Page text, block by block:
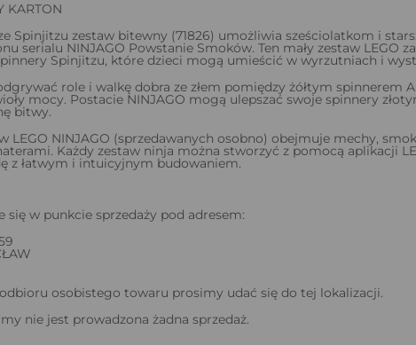
KARTON
Spinjitzu zestaw bitewny (71826) umożliwia sześciolatkom i
serialu NINJAGO Powstanie Smoków. Ten mały zestaw LEGO
Spinjitzu, które dzieci mogą umieścić w wyrzutniach i
role i walkę dobra ze złem pomiędzy żółtym spinnerem
mocy. Postacie NINJAGO mogą ulepszać swoje spinnery
bitwy.
LEGO NINJAGO (sprzedawanych osobno) obejmuje mechy,
Każdy zestaw ninja można stworzyć z pomocą aplikacji
z łatwym i intuicyjnym budowaniem.
się w punkcie sprzedaży pod adresem:
osobistego towaru prosimy udać się do tej lokalizacji.
nie jest prowadzona żadna sprzedaż.